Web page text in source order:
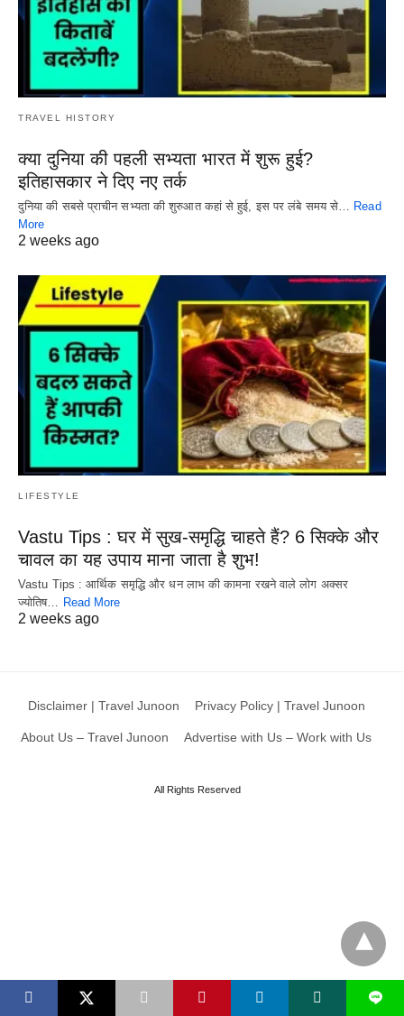
TRAVEL HISTORY
क्या दुनिया की पहली सभ्यता भारत में शुरू हुई?
इतिहासकार ने दिए नए तर्क
दुनिया की सबसे प्राचीन सभ्यता की शुरुआत कहां से हुई, इस पर लंबे समय से… Read
More
2 weeks ago
LIFESTYLE
Vastu Tips : घर में सुख-समृद्धि चाहते हैं? 6 सिक्के और
चावल का यह उपाय माना जाता है शुभ!
Vastu Tips : आर्थिक समृद्धि और धन लाभ की कामना रखने वाले लोग अक्सर
ज्योतिष… Read More
2 weeks ago
Disclaimer | Travel Junoon Privacy Policy | Travel Junoon
About Us – Travel Junoon Advertise with Us – Work with Us
All Rights Reserved
L